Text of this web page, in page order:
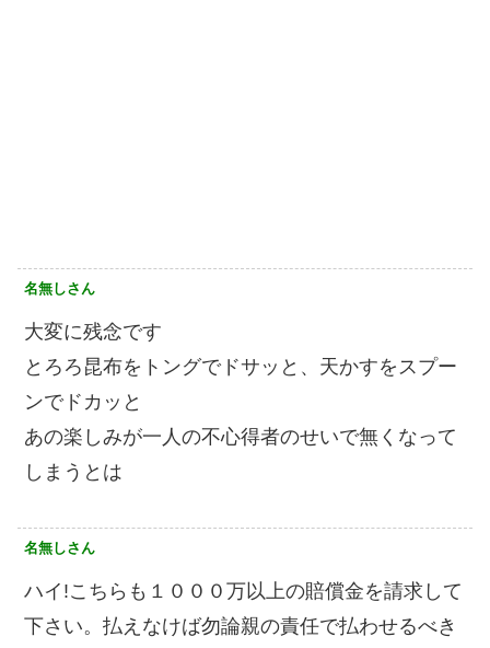
名無しさん
大変に残念です
とろろ昆布をトングでドサッと、天かすをスプー
ンでドカッと
あの楽しみが一人の不心得者のせいで無くなって
しまうとは
名無しさん
ハイ!こちらも１０００万以上の賠償金を請求して
下さい。払えなけば勿論親の責任で払わせるべき